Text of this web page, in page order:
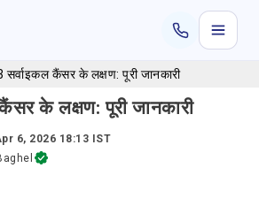
कैंसर के लक्षण: पूरी जानकारी
के लक्षण: पूरी जानकारी
6, 2026 18:13 IST